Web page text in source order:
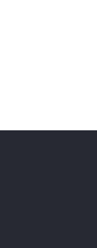
，再评估配套